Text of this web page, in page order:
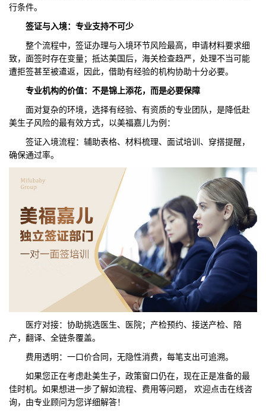
行条件。
签证与入境：专业支持不可少
整个流程中，签证办理与入境环节风险最高，申请材料要求细
致，面签时存在变量；抵达美国后，海关检查趋严，处理不当可能
遭拒签甚至被遣返，因此，借助有经验的机构协助十分必要。
专业机构的价值：不是锦上添花，而是必要保障
面对复杂的环境，选择有经验、有资质的专业团队，是降低赴
美生子风险的最有效方式，以美福嘉儿为例：
签证入境流程：辅助表格、材料梳理、面试培训、穿搭提醒，
确保通过率。
医疗对接：协助挑选医生、医院；产检预约、接送产检、陪
产，翻译、全链条覆盖。
费用透明：一口价合同，无隐性消费，每笔支出可追溯。
如果您正在考虑赴美生子，政策窗口仍在，现在正是准备的最
佳时机。如果想进一步了解如流程、费用等问题， 欢迎点击在线咨
询，由专业顾问为您详细解答！